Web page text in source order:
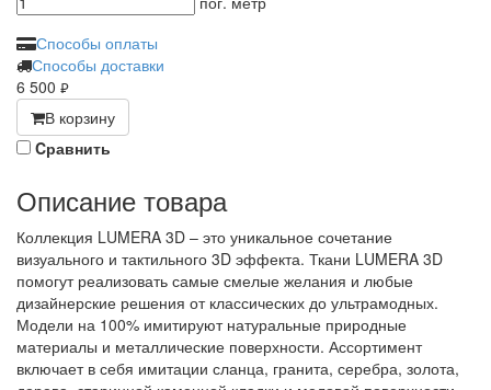
Способы оплаты
Способы доставки
6 500 руб.
В корзину
Cравнить
Описание товара
Коллекция LUMERA 3D – это уникальное сочетание
визуального и тактильного 3D эффекта. Ткани LUMERA 3D
помогут реализовать самые смелые желания и любые
дизайнерские решения от классических до ультрамодных.
Модели на 100% имитируют натуральные природные
материалы и металлические поверхности. Ассортимент
включает в себя имитации сланца, гранита, серебра, золота,